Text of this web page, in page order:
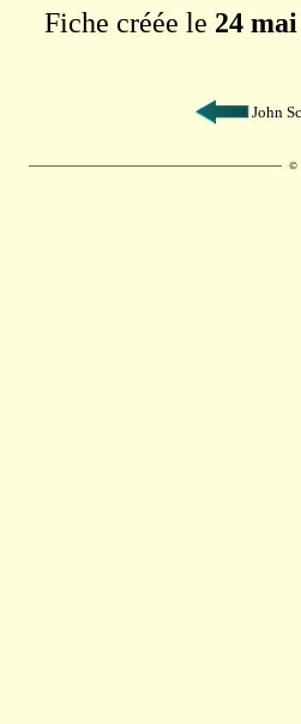
Fiche créée le 24
John